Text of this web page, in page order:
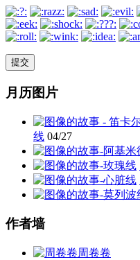
月历图片
线 04/27
作者墙
周卷卷